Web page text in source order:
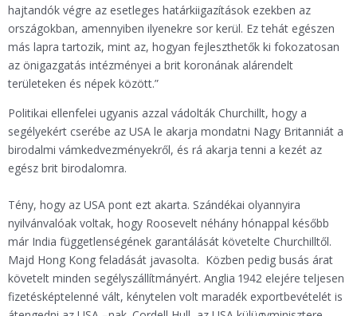
hajtandók végre az esetleges határkiigazítások ezekben az
országokban, amennyiben ilyenekre sor kerül. Ez tehát egészen
más lapra tartozik, mint az, hogyan fejleszthetők ki fokozatosan
az önigazgatás intézményei a brit koronának alárendelt
területeken és népek között.”
Politikai ellenfelei ugyanis azzal vádolták Churchillt, hogy a
segélyekért cserébe az USA le akarja mondatni Nagy Britanniát a
birodalmi vámkedvezményekről, és rá akarja tenni a kezét az
egész brit birodalomra.
Tény, hogy az USA pont ezt akarta. Szándékai olyannyira
nyilvánvalóak voltak, hogy Roosevelt néhány hónappal később
már India függetlenségének garantálását követelte Churchilltől.
Majd Hong Kong feladását javasolta. Közben pedig busás árat
követelt minden segélyszállítmányért. Anglia 1942 elejére teljesen
fizetésképtelenné vált, kénytelen volt maradék exportbevételét is